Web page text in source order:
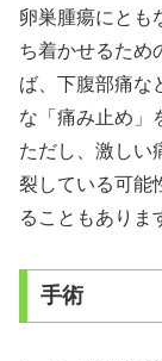
卵巣腫瘍にとも
ち着かせるため
ば、下腹部痛な
な「痛み止め」
ただし、激しい
裂している可能
ることもありま
手術